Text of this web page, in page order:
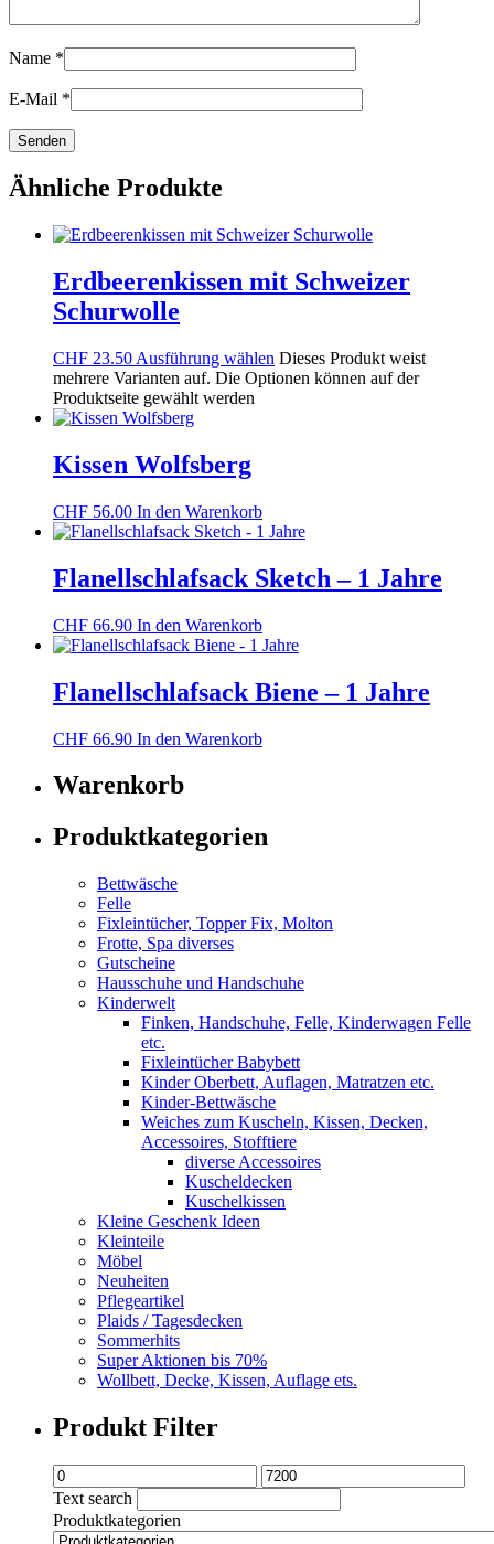
Name *
E-Mail *
Ähnliche Produkte
Erdbeerenkissen mit Schweizer
Schurwolle
CHF 23.50 Ausführung wählen Dieses Produkt weist
mehrere Varianten auf. Die Optionen können auf der
Produktseite gewählt werden
Kissen Wolfsberg
CHF 56.00 In den Warenkorb
Flanellschlafsack Sketch – 1 Jahre
CHF 66.90 In den Warenkorb
Flanellschlafsack Biene – 1 Jahre
CHF 66.90 In den Warenkorb
Warenkorb
Produktkategorien
Bettwäsche
Felle
Fixleintücher, Topper Fix, Molton
Frotte, Spa diverses
Gutscheine
Hausschuhe und Handschuhe
Kinderwelt
Finken, Handschuhe, Felle, Kinderwagen Felle
etc.
Fixleintücher Babybett
Kinder Oberbett, Auflagen, Matratzen etc.
Kinder-Bettwäsche
Weiches zum Kuscheln, Kissen, Decken,
Accessoires, Stofftiere
diverse Accessoires
Kuscheldecken
Kuschelkissen
Kleine Geschenk Ideen
Kleinteile
Möbel
Neuheiten
Pflegeartikel
Plaids / Tagesdecken
Sommerhits
Super Aktionen bis 70%
Wollbett, Decke, Kissen, Auflage ets.
Produkt Filter
Text search
Produktkategorien